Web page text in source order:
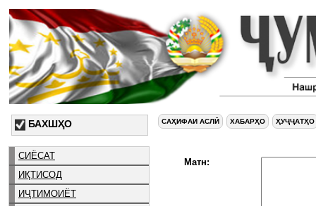
БАХШҲО
СИЁСАТ
ИҚТИСОД
ИҶТИМОИЁТ
САҲИФАИ АСЛӢ ХАБАРҲО ҲУҶҶАТҲО
Матн: